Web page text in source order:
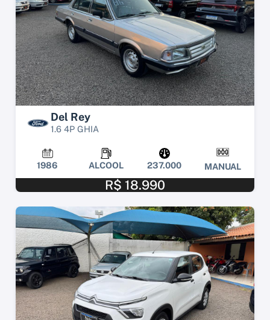
Del Rey
1.6 4P GHIA
1986 ALCOOL 237.000 MANUAL
R$ 18.990